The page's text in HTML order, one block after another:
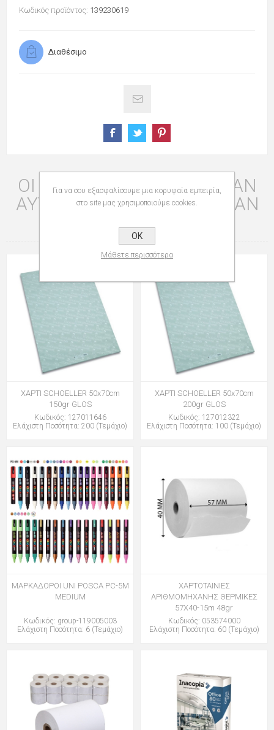
Κωδικός προϊόντος: 139230619
Διαθέσιμο
ΟΙ ΠΕΛΆΤΕΣ ΠΟΥ ΑΓΌΡΑΣΑΝ
ΑΥΤΌ ΤΟ ΠΡΟΪΌΝ ΑΓΌΡΑΣΑΝ
ΕΠΊΣΗΣ
ΧΑΡΤΙ SCHOELLER 50x70cm
150gr GLOS
Κωδικός: 127011646
Ελάχιστη Ποσότητα: 200 (Τεμάχιο)
ΧΑΡΤΙ SCHOELLER 50x70cm
200gr GLOS
Κωδικός: 127012322
Ελάχιστη Ποσότητα: 100 (Τεμάχιο)
ΜΑΡΚΑΔΟΡΟΙ UNI POSCA PC-5M
MEDIUM
Κωδικός: group-119005003
Ελάχιστη Ποσότητα: 6 (Τεμάχιο)
ΧΑΡΤΟΤΑΙΝΙΕΣ
ΑΡΙΘΜΟΜΗΧΑΝΗΣ ΘΕΡΜΙΚΕΣ
57Χ40-15m 48gr
Κωδικός: 053574000
Ελάχιστη Ποσότητα: 60 (Τεμάχιο)
Για να σου εξασφαλίσουμε μια κορυφαία εμπειρία,
στο site μας χρησιμοποιούμε cookies.
OK
Μάθετε περισσότερα